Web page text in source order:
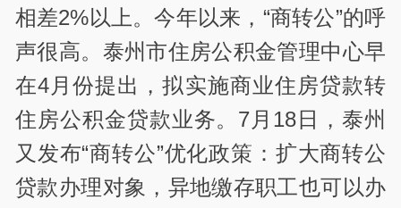
相差2%以上。今年以来，“商转公”的呼
声很高。泰州市住房公积金管理中心早
在4月份提出，拟实施商业住房贷款转
住房公积金贷款业务。7月18日，泰州
又发布“商转公”优化政策：扩大商转公
贷款办理对象，异地缴存职工也可以办